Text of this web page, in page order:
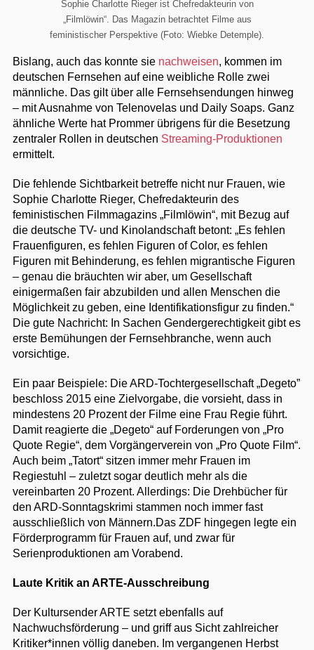
Sophie Charlotte Rieger ist Chefredakteurin von
„Filmlöwin“. Das Magazin betrachtet Filme aus
feministischer Perspektive (Foto: Wiebke Detemple).
Bislang, auch das konnte sie nachweisen, kommen im
deutschen Fernsehen auf eine weibliche Rolle zwei
männliche. Das gilt über alle Fernsehsendungen hinweg
– mit Ausnahme von Telenovelas und Daily Soaps. Ganz
ähnliche Werte hat Prommer übrigens für die Besetzung
zentraler Rollen in deutschen Streaming-Produktionen
ermittelt.
Die fehlende Sichtbarkeit betreffe nicht nur Frauen, wie
Sophie Charlotte Rieger, Chefredakteurin des
feministischen Filmmagazins „Filmlöwin“, mit Bezug auf
die deutsche TV- und Kinolandschaft betont: „Es fehlen
Frauenfiguren, es fehlen Figuren of Color, es fehlen
Figuren mit Behinderung, es fehlen migrantische Figuren
– genau die bräuchten wir aber, um Gesellschaft
einigermaßen fair abzubilden und allen Menschen die
Möglichkeit zu geben, eine Identifikationsfigur zu finden.“
Die gute Nachricht: In Sachen Gendergerechtigkeit gibt es
erste Bemühungen der Fernsehbranche, wenn auch
vorsichtige.
Ein paar Beispiele: Die ARD-Tochtergesellschaft „Degeto”
beschloss 2015 eine Zielvorgabe, die vorsieht, dass in
mindestens 20 Prozent der Filme eine Frau Regie führt.
Damit reagierte die „Degeto“ auf Forderungen von „Pro
Quote Regie“, dem Vorgängerverein von „Pro Quote Film“.
Auch beim „Tatort“ sitzen immer mehr Frauen im
Regiestuhl – zuletzt sogar deutlich mehr als die
vereinbarten 20 Prozent. Allerdings: Die Drehbücher für
den ARD-Sonntagskrimi stammen noch immer fast
ausschließlich von Männern.Das ZDF hingegen legte ein
Förderprogramm für Frauen auf, und zwar für
Serienproduktionen am Vorabend.
Laute Kritik an ARTE-Ausschreibung
Der Kultursender ARTE setzt ebenfalls auf
Nachwuchsförderung – und griff aus Sicht zahlreicher
Kritiker*innen völlig daneben. Im vergangenen Herbst